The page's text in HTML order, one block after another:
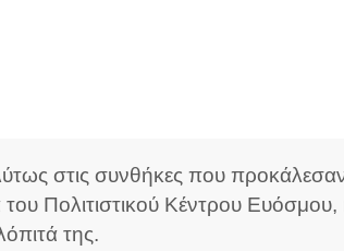
στις συνθήκες που
Πολιτιστικού Κέντρου
της.